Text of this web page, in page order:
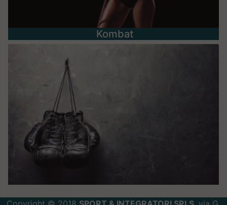
Kombat